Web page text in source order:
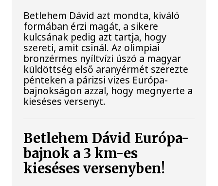
Betlehem Dávid azt mondta, kiváló
formában érzi magát, a sikere
kulcsának pedig azt tartja, hogy
szereti, amit csinál. Az olimpiai
bronzérmes nyíltvízi úszó a magyar
küldöttség első aranyérmét szerezte
pénteken a párizsi vizes Európa-
bajnokságon azzal, hogy megnyerte a
kieséses versenyt.
Betlehem Dávid Európa-
bajnok a 3 km-es
kieséses versenyben!